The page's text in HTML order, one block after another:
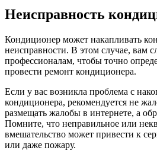
Неисправность
Кондиционер может накапливать
неисправности. В этом случае, вам
профессионалам, чтобы точно
провести ремонт кондиционера.
Если у вас возникла проблема с
кондиционера, рекомендуется не
размещать жалобы в интернете, а
Помните, что неправильное или
вмешательство может привести к
или даже пожару.